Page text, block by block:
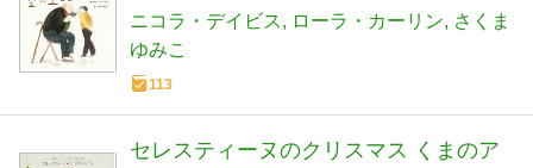
ニコラ・デイビス ローラ・カーリン
さくま
ゆみこ
113
セレスティーヌのクリスマス くまのア